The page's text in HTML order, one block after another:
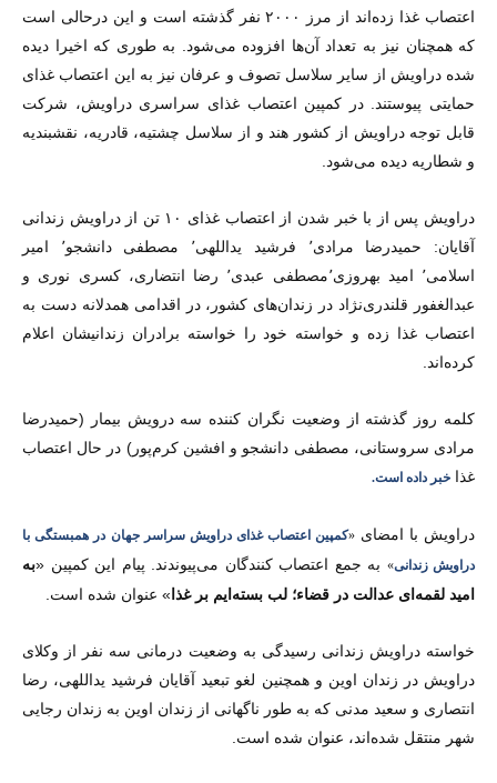
اعتصاب غذا زده‌اند از مرز ۲۰۰۰ نفر گذشته است و این درحالی است
که همچنان نیز به تعداد آن‌ها افزوده می‌شود. به طوری که اخیرا دیده
شده دراویش از سایر سلاسل تصوف و عرفان نیز به این اعتصاب غذای
حمایتی پیوستند. در کمپین اعتصاب غذای سراسری دراویش، شرکت
قابل توجه دراویش از کشور هند و از سلاسل چشتیه، قادریه، نقشبندیه
و شطاریه دیده می‌شود.
دراویش پس از با خبر شدن از اعتصاب غذای ۱۰ تن از دراویش زندانی
آقایان: حمیدرضا مرادی٬ فرشید یداللهی٬ مصطفی دانشجو٬ امیر
اسلامی٬ امید بهروزی٬مصطفی عبدی٬ رضا انتضاری، کسری نوری و
عبدالغفور قلندری‌نژاد در زندان‌های کشور، در اقدامی همدلانه دست به
اعتصاب غذا زده و خواسته خود را خواسته برادران زندانیشان اعلام
کرده‌اند.
کلمه روز گذشته از وضعیت نگران کننده سه درویش بیمار (حمیدرضا
مرادی سروستانی، مصطفی دانشجو و افشین کرم‌پور) در حال اعتصاب
غذا خبر داده است.
دراویش با امضای «کمپین اعتصاب غذای دراویش سراسر جهان در همبستگی با
دراویش زندانی» به جمع اعتصاب کنندگان می‌پیوندند. پیام این کمپین «به
امید لقمه‌ای عدالت در قضاء؛ لب بسته‌ایم بر غذا » عنوان شده است.
خواسته دراویش زندانی رسیدگی به وضعیت درمانی سه نفر از وکلای
دراویش در زندان اوین و همچنین لغو تبعید آقایان فرشید یداللهی، رضا
انتصاری و سعید مدنی که به طور ناگهانی از زندان اوین به زندان رجایی
شهر منتقل شده‌اند، عنوان شده است.